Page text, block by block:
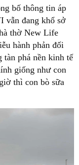
bố thông tin áp
vẫn đang khổ sở
thờ New Life
hành phản đối
tàn phá nền kinh tế
giống như con
thì con bò sữa